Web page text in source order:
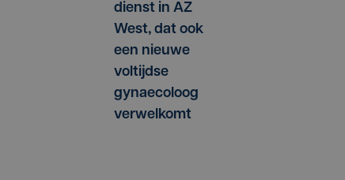
dienst in AZ
West, dat ook
een nieuwe
voltijdse
gynaecoloog
verwelkomt